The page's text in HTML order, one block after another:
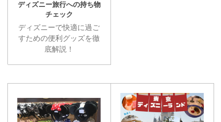
ディズニー旅行への持ち物
チェック
ディズニーで快適に過ご
すための便利グッズを徹
底解説！